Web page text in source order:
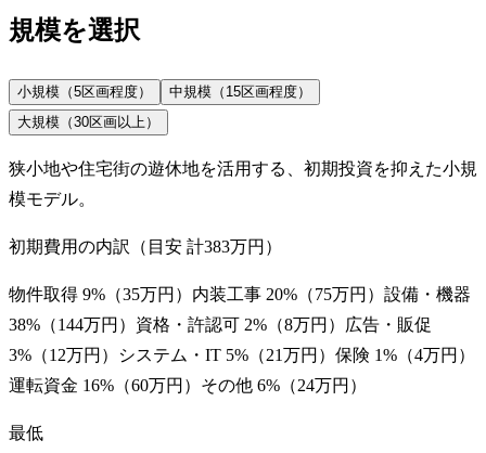
規模を選択
小規模（5区画程度）
中規模（15区画程度）
大規模（30区画以上）
狭小地や住宅街の遊休地を活用する、初期投資を抑えた小規
模モデル。
初期費用の内訳（目安 計383万円 ）
物件取得 9%（35万円 ） 内装工事 20%（75万円 ） 設備・機器
38%（144万円 ） 資格・許認可 2%（8万円 ）
広告・販促
3%（12万円 ） システム・IT 5%（21万円 ） 保険 1%（4万円 ）
運転資金 16%（60万円 ） その他 6%（24万円 ）
最低